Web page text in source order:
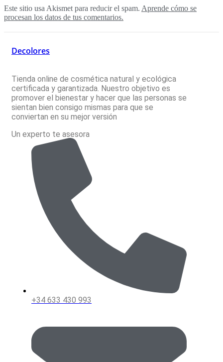
Este sitio usa Akismet para reducir el spam. Aprende cómo se
procesan los datos de tus comentarios.
Decolores
Tienda online de cosmética natural y ecológica
certificada y garantizada. Nuestro objetivo es
promover el bienestar y hacer que las personas se
sientan bien consigo mismas para que se
conviertan en su mejor versión
Un experto te asesora
+34 633 430 993